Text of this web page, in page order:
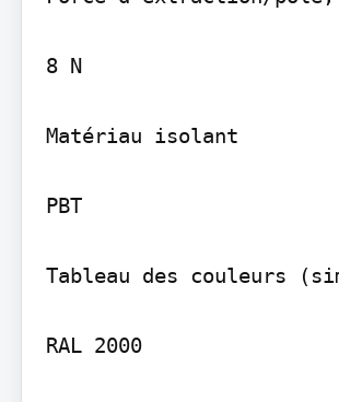
8 N
Matériau isolant
PBT
Tableau des couleurs
RAL 2000